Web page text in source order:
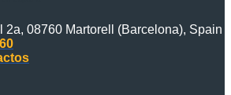
2a, 08760 Martorell (Barcelona), Spain